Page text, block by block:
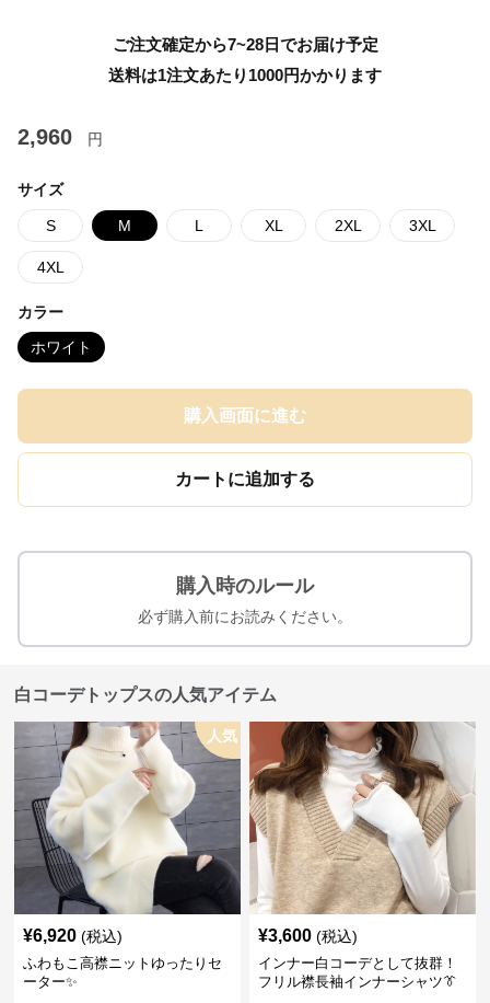
ご注文確定から7~28日でお届け予定
送料は1注文あたり 1000円かかります
2,960 円
サイズ
S M L XL 2XL 3XL
4XL
カラー
ホワイト
購入画面に進む
カートに追加する
購入時のルール
必ず購入前にお読みください。
白コーデトップスの人気アイテム
人気
¥6,920 (税込)
ふわもこ高襟ニットゆったりセ
ーター✨
¥3,600 (税込)
インナー白コーデとして抜群！
フリル襟長袖インナーシャツ👔